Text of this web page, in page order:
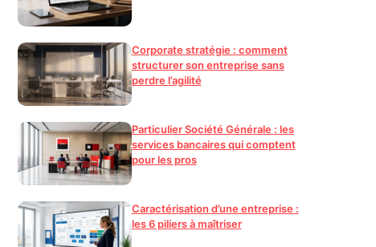
Corporate stratégie : comment
structurer son entreprise sans
perdre l’agilité
Particulier Société Générale : les
services bancaires qui comptent
pour les pros
Caractérisation d’une entreprise :
les 6 piliers à maîtriser